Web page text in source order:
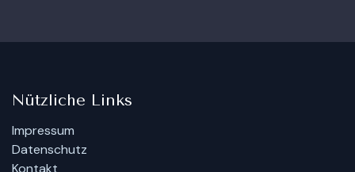
Nützliche Links
Impressum
Datenschutz
Kontakt